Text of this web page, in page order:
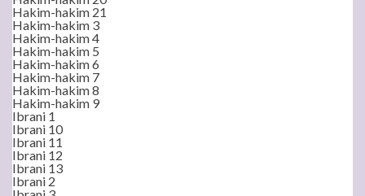
Hakim-hakim 21
Hakim-hakim 3
Hakim-hakim 4
Hakim-hakim 5
Hakim-hakim 6
Hakim-hakim 7
Hakim-hakim 8
Hakim-hakim 9
Ibrani 1
Ibrani 10
Ibrani 11
Ibrani 12
Ibrani 13
Ibrani 2